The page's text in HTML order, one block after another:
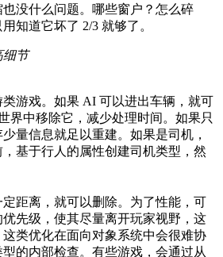
没什么问题。哪些窗户？怎么碎
知道它坏了 2/3 就够了。
细节
游戏。如果 AI 可以进出车辆，就可
界中移除它，减少处理时间。如果只
量信息就足以重建。如果是司机，
基于行人的属性创建司机类型，然
距离，就可以删除。为了性能，可
先级，使其尽量离开玩家视野，这
类优化在面向对象系统中会很难协
的内部检查。有些游戏，会通过从